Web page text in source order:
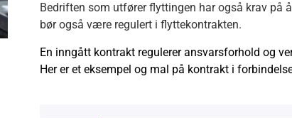
Bedriften som utfører flyttingen har også krav på
bør også være regulert i flyttekontrakten.
En inngått kontrakt regulerer ansvarsforhold og
Her er et eksempel og mal på kontrakt i